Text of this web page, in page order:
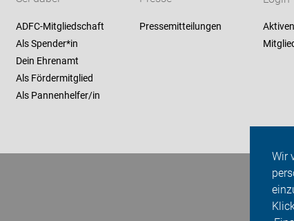
Wir
ADFC-Mitgliedschaft
Als Spender*in
Dein Ehrenamt
Als Fördermitglied
Als Pannenhelfer/in
Pressemitteilungen